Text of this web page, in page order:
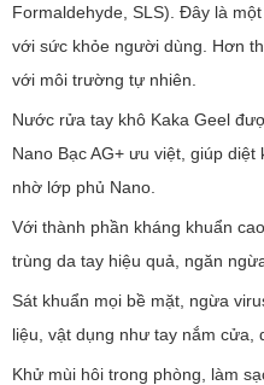
Formaldehyde, SLS). Đây là
với sức khỏe người dùng. Hơn
với môi trường tự nhiên.
Nước rửa tay khô Kaka Geel
Nano Bạc AG+ ưu việt, giúp
nhờ lớp phủ Nano.
Với thành phần kháng khuẩn
trùng da tay hiệu quả, ngăn
Sát khuẩn mọi bề mặt, ngừa
liệu, vật dụng như tay nắm cửa,
Khử mùi hôi trong phòng, làm